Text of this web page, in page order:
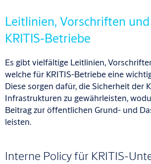
Leitlinien, Vorschriften
KRITIS-Betriebe
Es gibt vielfältige Leitlinien,
welche für KRITIS-Betriebe eine
Diese sorgen dafür, die Sicherheit der
Infrastrukturen zu gewährleisten,
Beitrag zur öffentlichen Grund- und
leisten.
Interne Policy für KRITIS-